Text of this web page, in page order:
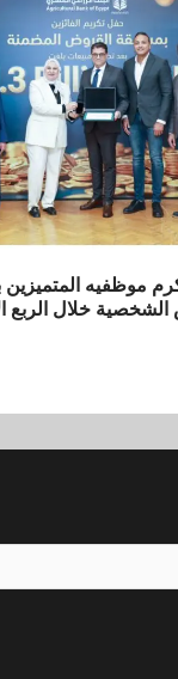
موظفيه المتميزين
خلال الربع الأول